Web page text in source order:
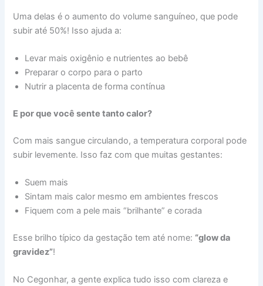
Uma delas é o aumento do volume sanguíneo, que pode
subir até 50%! Isso ajuda a:
Levar mais oxigênio e nutrientes ao bebê
Preparar o corpo para o parto
Nutrir a placenta de forma contínua
E por que você sente tanto calor?
Com mais sangue circulando, a temperatura corporal pode
subir levemente. Isso faz com que muitas gestantes:
Suem mais
Sintam mais calor mesmo em ambientes frescos
Fiquem com a pele mais “brilhante” e corada
Esse brilho típico da gestação tem até nome: “glow da
gravidez”!
No Cegonhar, a gente explica tudo isso com clareza e